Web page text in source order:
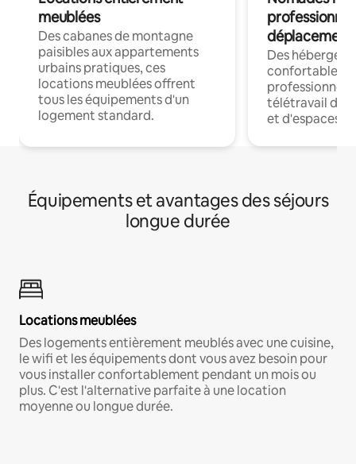
meublées
Des cabanes de montagne
paisibles aux appartements
urbains pratiques, ces
locations meublées offrent
tous les équipements d'un
logement standard.
déplacement
Des
confortables
professionnels
télétravail
et d'espaces
Équipements et avantages des séjours
longue durée
Locations meublées
Des logements entièrement meublés avec une cuisine,
le wifi et les équipements dont vous avez besoin pour
vous installer confortablement pendant un mois ou
plus. C'est l'alternative parfaite à une location
moyenne ou longue durée.